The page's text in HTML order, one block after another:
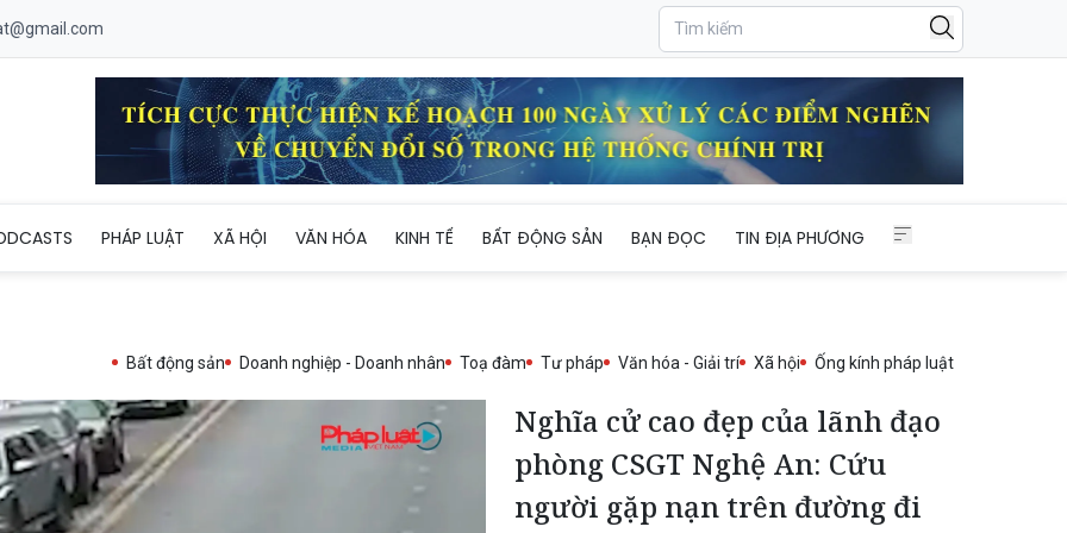
PHÁP LUẬT XÃ HỘI VĂN HÓA KINH TẾ BẤT ĐỘNG SẢN BẠN ĐỌC TIN ĐỊA PHƯƠNG
Bất động sản Doanh nghiệp - Doanh nhân Toạ đàm Tư pháp Văn hóa - Giải trí Xã hội Ống kính pháp luật
Nghĩa cử cao đẹp của lãnh đạo
phòng CSGT Nghệ An: Cứu
người gặp nạn trên đường đi